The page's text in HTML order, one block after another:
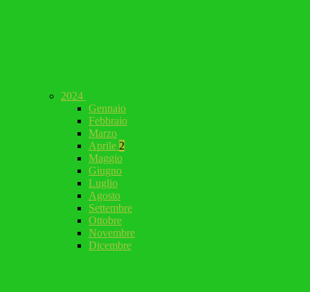
2024
Gennaio
Febbraio
Marzo
Aprile 2
Maggio
Giugno
Luglio
Agosto
Settembre
Ottobre
Novembre
Dicembre